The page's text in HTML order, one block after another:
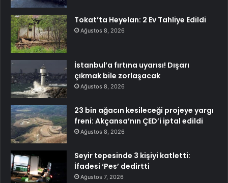
Tokat’ta Heyelan: 2 Ev Tahliye Edildi
Ağustos 8, 2026
İstanbul’a fırtına uyarısı! Dışarı
çıkmak bile zorlaşacak
Ağustos 8, 2026
23 bin ağacın kesileceği projeye yargı
freni: Akçansa’nın ÇED’i iptal edildi
Ağustos 8, 2026
Seyir tepesinde 3 kişiyi katletti:
İfadesi ‘Pes’ dedirtti
Ağustos 7, 2026